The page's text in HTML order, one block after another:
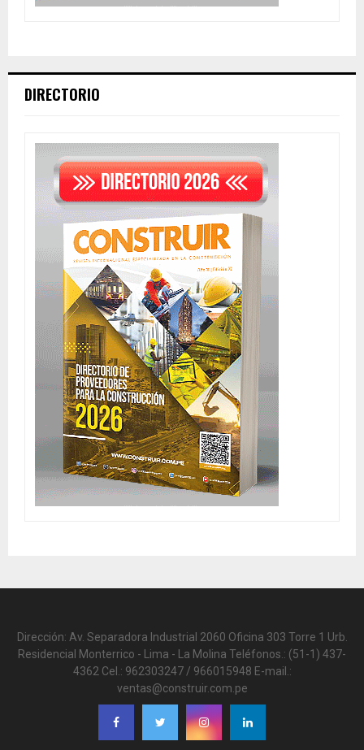
DIRECTORIO
Dirección: Av. Separadora Industrial 2060 Oficina 303 Torre 1 Urb.
Residencial Monterrico - Lima - La Molina Teléfonos.: (51-1) 437-
4362 Cel.: 962303247 / 966015948 E-mail.:
ventas@construir.com.pe